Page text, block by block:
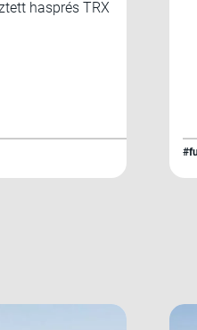
hasprés TRX